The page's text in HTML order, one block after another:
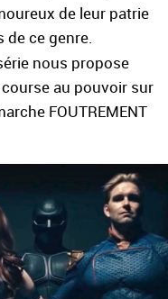
de leur patrie
de ce genre.
nous propose
au pouvoir sur
FOUTREMENT